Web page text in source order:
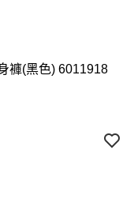
褲(黑色) 6011918